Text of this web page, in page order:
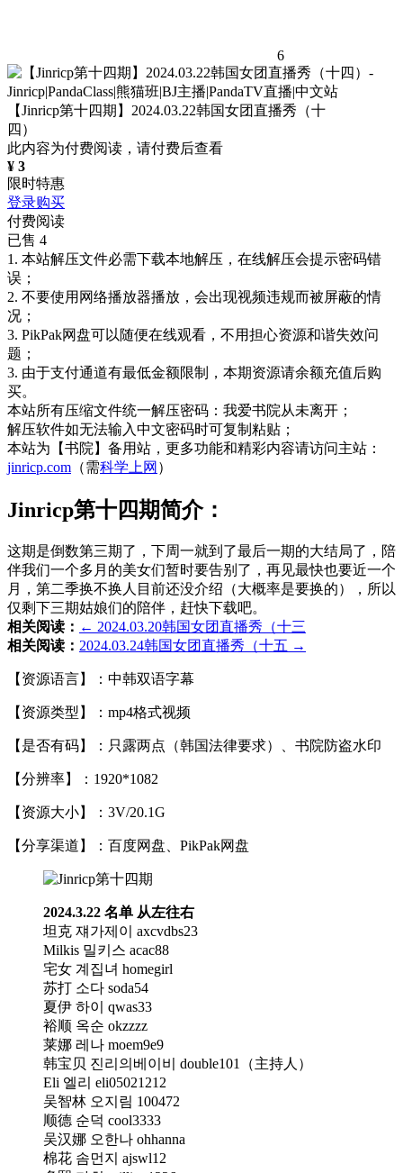
6
【Jinricp第十四期】2024.03.22韩国女团直播秀（十
四）
此内容为付费阅读，请付费后查看
¥ 3
限时特惠
登录购买
付费阅读
已售 4
1. 本站解压文件必需下载本地解压，在线解压会提示密码错
误；
2. 不要使用网络播放器播放，会出现视频违规而被屏蔽的情
况；
3. PikPak网盘可以随便在线观看，不用担心资源和谐失效问
题；
3. 由于支付通道有最低金额限制，本期资源请余额充值后购
买。
本站所有压缩文件统一解压密码：我爱书院从未离开；
解压软件如无法输入中文密码时可复制粘贴；
本站为【书院】备用站，更多功能和精彩内容请访问主站：
jinricp.com （需科学上网 ）
Jinricp第十四期简介：
这期是倒数第三期了，下周一就到了最后一期的大结局了，陪
伴我们一个多月的美女们暂时要告别了，再见最快也要近一个
月，第二季换不换人目前还没介绍（大概率是要换的），所以
仅剩下三期姑娘们的陪伴，赶快下载吧。
相关阅读： ← 2024.03.20韩国女团直播秀（十三
相关阅读： 2024.03.24韩国女团直播秀（十五 →
【资源语言】：中韩双语字幕
【资源类型】：mp4格式视频
【是否有码】：只露两点（韩国法律要求）、书院防盗水印
【分辨率】：1920*1082
【资源大小】：3V/20.1G
【分享渠道】：百度网盘、PikPak网盘
2024.3.22 名单 从左往右
坦克 쟤가제이 axcvdbs23
Milkis 밀키스 acac88
宅女 계집녀 homegirl
苏打 소다 soda54
夏伊 하이 qwas33
裕顺 옥순 okzzzz
莱娜 레나 moem9e9
韩宝贝 진리의베이비 double101（主持人）
Eli 엘리 eli05021212
吴智林 오지림 100472
顺德 순덕 cool3333
吴汉娜 오한나 ohhanna
棉花 솜먼지 ajswl12